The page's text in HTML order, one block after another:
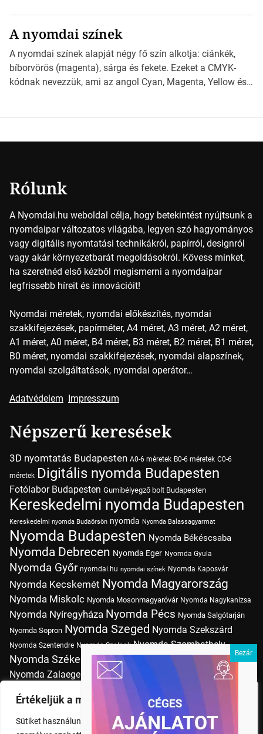
Értékeljük a magánéletét
Sütiket használunk a böngészési élmény fokozására,
*Hirdetés Ebben a cikkben a papírméretek izgalmas
világába kalauzolunk el téged, hogy jobban megértsd,
milyen szempontok alapján érdemes választanod a
jövőben. Bevezetés a papírméretek világába A […]
A nyomdai színek
A nyomdai színek alapját négy fő szín alkotja: ciánkék,
bíborvörös (magenta), sárga és fekete. Ezeket a CMYK-
kódnak nevezzük, ami az angol Cyan, Magenta, Yellow és
Rólunk
A Nyomdai.hu weboldal célja, hogy betekintést nyújtsunk a
nyomdaipar változatos világába, legyen szó hagyományos
vagy digitális nyomtatási technikákról, papírról, designról
vagy akár környezetbarát megoldásokról. Kövess minket,
ha szeretnéd első kézből megismerni a nyomdaipar
legfrissebb híreit és innovációit!
Nyomdai méretek, nyomdai előkészítés, nyomdai
szakkifejezések, papírméter, A4 méret, A3 méret, A2 méret,
A1 méret, A0 méret, B4 méret, B3 méret, B2 méret, B1 méret,
B0 méret, nyomdai szakkifejezések, nyomdai alapszínek,
nyomdai szolgáltatások, nyomdai operátor…
Adatvédelem Impresszum
Népszerű keresések
3D nyomtatás Budapesten A0-6 méretek B0-6 méretek C0-6
méretek Digitális nyomda Budapesten
Fotólabor Budapesten Gumibélyegző bolt Budapesten
Kereskedelmi nyomda Budapesten
Kereskedelmi nyomda Budaörsön nyomda Nyomda Balassagyarmat
Nyomda Budapesten Nyomda Békéscsaba
Nyomda Debrecen Nyomda Eger Nyomda Gyula
Nyomda Győr nyomdai.hu nyomdai színek Nyomda Kaposvár
Nyomda Kecskemét Nyomda Magyarország
Nyomda Miskolc Nyomda Mosonmagyaróvár Nyomda Nagykanizsa
Nyomda Nyíregyháza Nyomda Pécs Nyomda Salgótarján
Nyomda Sopron Nyomda Szeged Nyomda Szekszárd
Nyomda Szentendre Nyomda Szolnok Nyomda Szombathely
Nyomda Székesfehérvár Nyomda Tatabánya Nyomda Vác
Nyomda Zalaegerszeg Nyomda Érd nyomtatás
Nyomtatás Budapesten
Pólónyomtatás Budapesten Szitanyomda Budapesten
Tudásbázis